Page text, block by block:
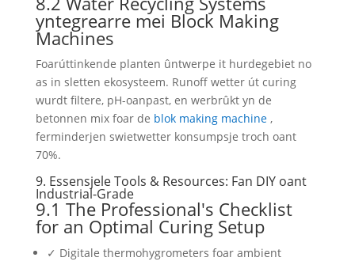
yntegrearre mei Block Making
Machines
Foarúttinkende planten ûntwerpe it hurdegebiet no
as in sletten ekosysteem. Runoff wetter út curing
wurdt filtere, pH-oanpast, en werbrûkt yn de
betonnen mix foar de blok making machine ,
ferminderjen swietwetter konsumpsje troch oant
70%.
9. Essensjele Tools & Resources: Fan DIY oant
Industrial-Grade
9.1 The Professional's Checklist
for an Optimal Curing Setup
✓ Digitale thermohygrometers foar ambient